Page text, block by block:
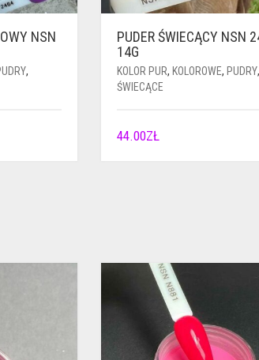
NSN
,
PUDER ŚWIECĄCY NSN
14G
KOLOR PUR, KOLOROWE, PUDRY,
ŚWIECĄCE
44.00ZŁ